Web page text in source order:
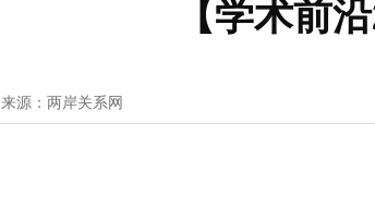
【学术前
来源：两岸关系网